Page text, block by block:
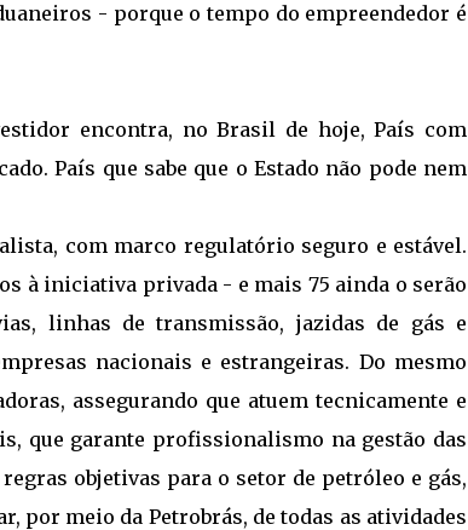
- porque o tempo do empreendedor é
encontra, no Brasil de hoje, País com
País que sabe que o Estado não pode nem
com marco regulatório seguro e estável.
à iniciativa privada - e mais 75 ainda o serão
linhas de transmissão, jazidas de gás e
nacionais e estrangeiras. Do mesmo
assegurando que atuem tecnicamente e
que garante profissionalismo na gestão das
objetivas para o setor de petróleo e gás,
por meio da Petrobrás, de todas as atividades